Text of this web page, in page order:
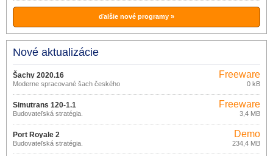
ďalšie nové programy »
Nové aktualizácie
Šachy 2020.16
Moderne spracované šach českého
Freeware
0 kB
Simutrans 120-1.1
Budovateľská stratégia.
Freeware
3,4 MB
Port Royale 2
Budovateľská stratégia.
Demo
234,4 MB